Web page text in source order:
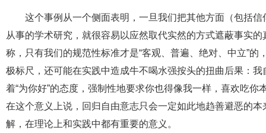
这个事例从一个侧面表明，一旦我们把其他方面（包括
从事的学术研究，就很容易以应然取代实然的方式遮蔽事实
称，只有我们的规范性标准才是“客观、普遍、绝对、中立”
极标尺，还可能在实践中造成牛不喝水强按头的扭曲后果：
着“为你好”的态度，强制性地要求你也得像我一样，喜欢吃
在这个意义上说，回归自由意志只会一定如此地趋善避恶的
解，在理论上和实践中都有重要的意义。